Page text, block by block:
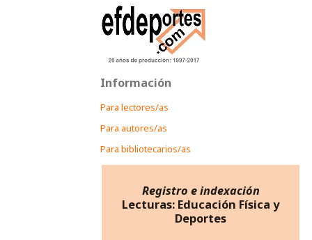
Información
Para lectores/as
Para autores/as
Para bibliotecarios/as
Registro e indexación
Lecturas: Educación Física y
Deportes